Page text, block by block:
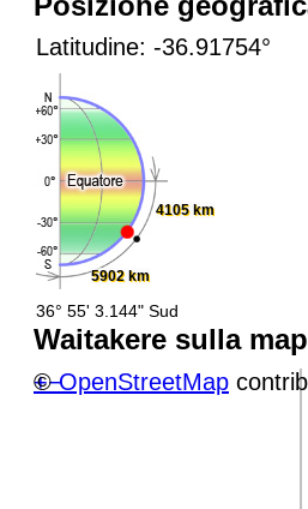
Latitudine: -36.91754°
5902 km
4105 km
36° 55' 3.144" Sud
Waitakere sulla
+−
©OpenStreetMap